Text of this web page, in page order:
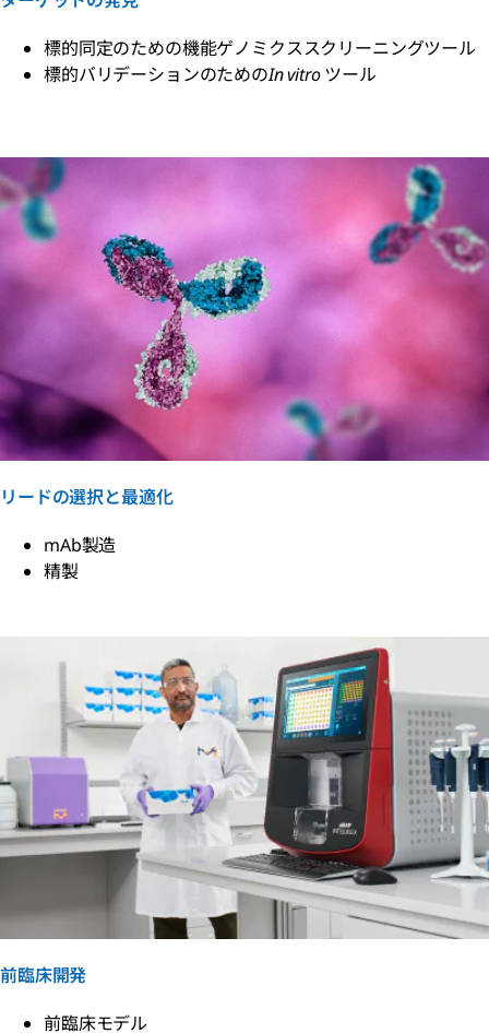
標的同定のための機能ゲノミクススクリーニングツール
標的バリデーションのためのIn vitroツール
リードの選択と最適化
mAb製造
精製
前臨床開発
前臨床モデル